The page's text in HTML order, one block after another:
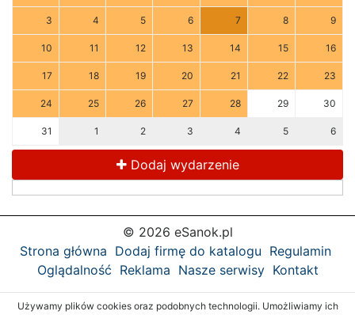
3 4 5 6 7 8 9
10 11 12 13 14 15 16
17 18 19 20 21 22 23
24 25 26 27 28 29 30
31 1 2 3 4 5 6
Dodaj wydarzenie
© 2026 eSanok.pl
Strona główna Dodaj firmę do katalogu Regulamin
Oglądalność Reklama Nasze serwisy Kontakt
Używamy plików cookies oraz podobnych technologii. Umożliwiamy ich